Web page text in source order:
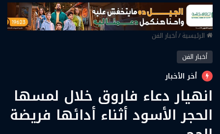
الرئيسية/أخبار الفن
أخبار الفن
أخر الأخبار
انهيار دعاء فاروق خلال لمسها
الحجر الأسود أثناء أدائها فريضة